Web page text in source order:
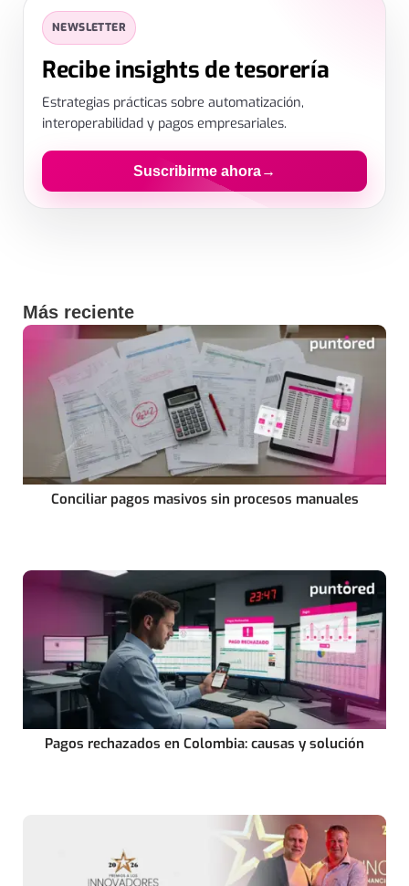
NEWSLETTER
Recibe insights de tesorería
Estrategias prácticas sobre automatización,
interoperabilidad y pagos empresariales.
Suscribirme ahora→
✕
Más reciente
Conciliar pagos masivos sin procesos manuales
Pagos rechazados en Colombia: causas y solución